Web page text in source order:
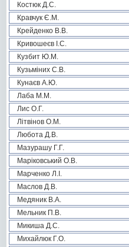
Костюк Д.С.
Кравчук Є.М.
Крейденко В.В.
Кривошеєв І.С.
Кузбит Ю.М.
Кузьміних С.В.
Кунаєв А.Ю.
Лаба М.М.
Лис О.Г.
Літвінов О.М.
Любота Д.В.
Мазурашу Г.Г.
Маріковський О.В.
Марченко Л.І.
Маслов Д.В.
Медяник В.А.
Мельник П.В.
Микиша Д.С.
Михайлюк Г.О.